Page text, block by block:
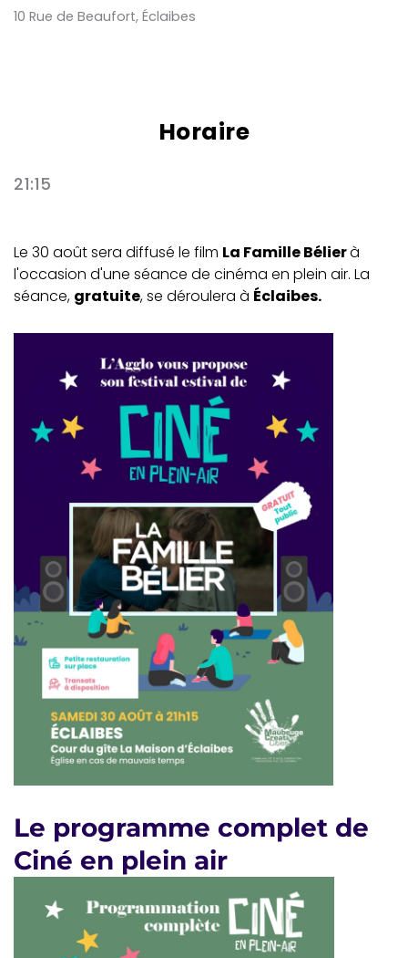
10 Rue de Beaufort, Éclaibes
Horaire
21:15
Le 30 août sera diffusé le film La Famille Bélierà
l'occasion d'une séance de cinéma en plein air. La
séance, gratuite, se déroulera à Éclaibes.
Le programme complet de
Ciné en plein air